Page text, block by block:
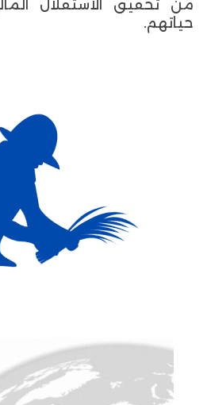
من تحقيق الاستقلال
حياتهم.